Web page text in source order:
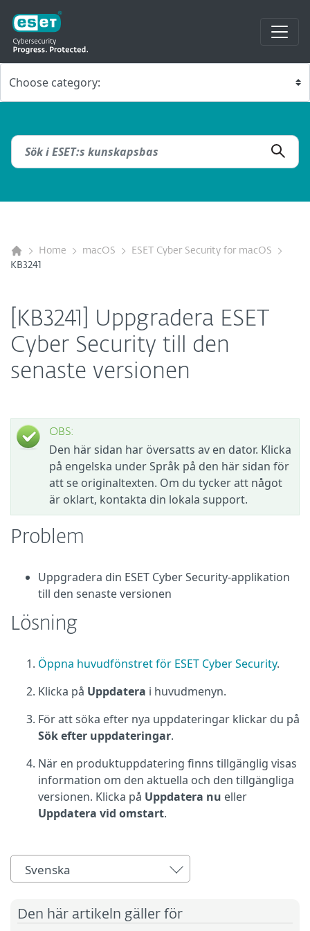
Home macOS
ESET Cyber Security for macOS
KB3241
[KB3241] Uppgradera ESET
Cyber Security till den
senaste versionen
OBS:
Den här sidan har översatts av en dator. Klicka
på engelska under Språk på den här sidan för
att se originaltexten. Om du tycker att något
är oklart, kontakta din lokala support.
Problem
Uppgradera din ESET Cyber Security-applikation
till den senaste versionen
Lösning
Öppna huvudfönstret för ESET Cyber Security.
Klicka på Uppdatera i huvudmenyn.
För att söka efter nya uppdateringar klickar du på
Sök efter uppdateringar.
När en produktuppdatering finns tillgänglig visas
information om den aktuella och den tillgängliga
versionen. Klicka på Uppdatera nu eller
Uppdatera vid omstart.
Svenska
Den här artikeln gäller för